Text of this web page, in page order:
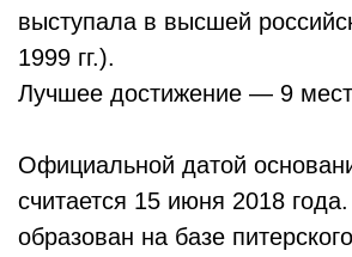
выступала в высшей
1999 гг.).
Лучшее достижение — 9
Официальной датой
считается 15 июня 2018
образован на базе